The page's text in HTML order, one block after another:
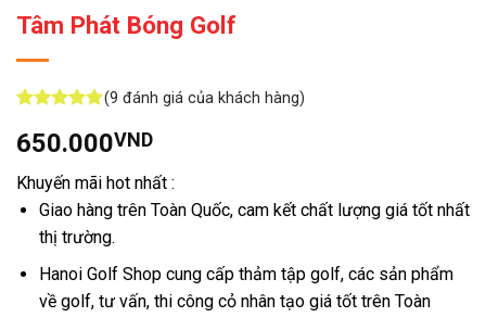
Tâm Phát Bóng Golf
dựa trên
đánh giá
(9 đánh giá của khách hàng)
650.000VND
Khuyến mãi hot nhất :
Giao hàng trên Toàn Quốc, cam kết chất lượng giá tốt nhất
thị trường.
Hanoi Golf Shop cung cấp thảm tập golf, các sản phẩm
về golf, tư vấn, thi công cỏ nhân tạo giá tốt trên Toàn